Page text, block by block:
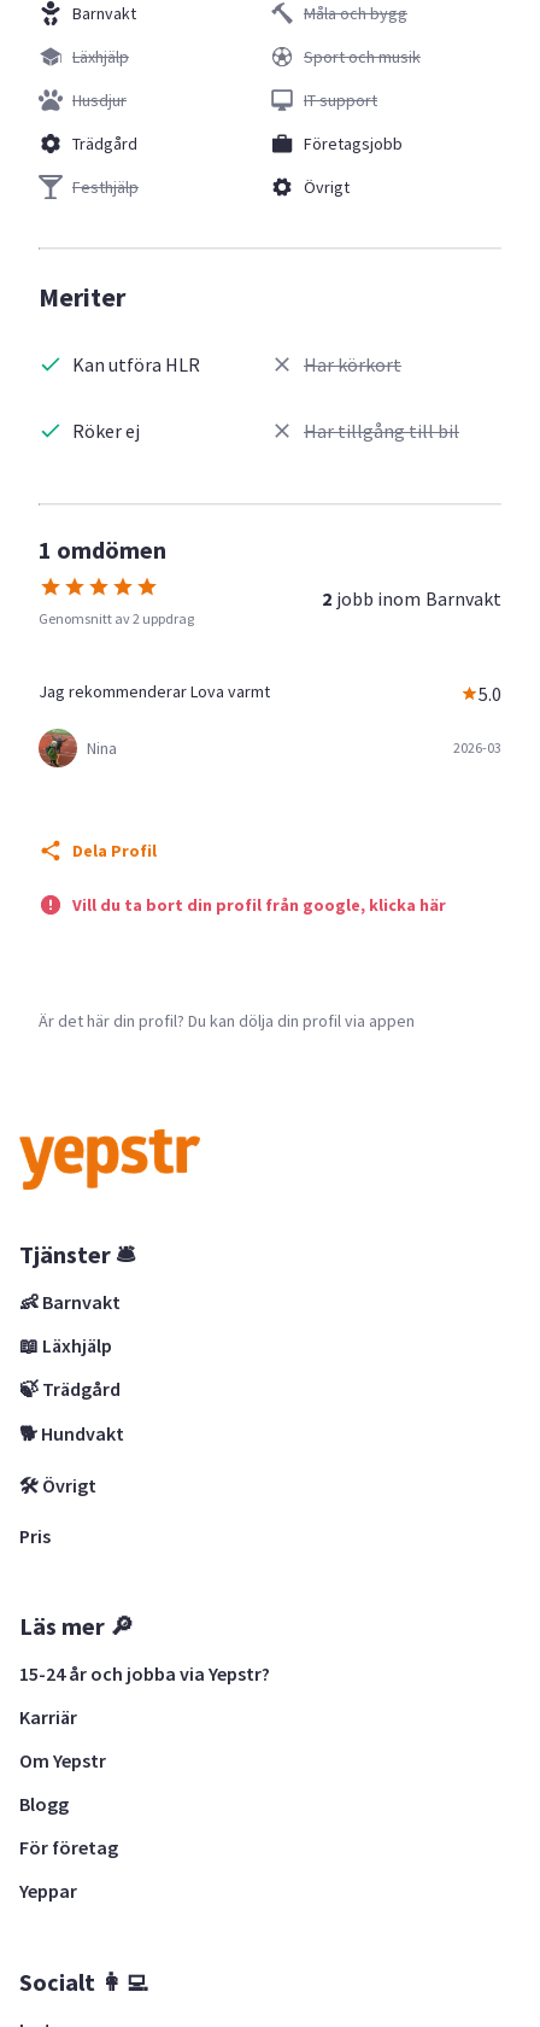
Barnvakt
Läxhjälp
Husdjur
Trädgård
Festhjälp
Måla och bygg
Sport och musik
IT support
Företagsjobb
Övrigt
Meriter
Kan utföra HLR
Röker ej
Har körkort
Har tillgång till bil
1 omdömen
Genomsnitt av 2 uppdrag
2 jobb inom Barnvakt
Jag rekommenderar Lova varmt 5.0
Nina 2026-03
Dela Profil
Vill du ta bort din profil från google, klicka här
Är det här din profil? Du kan dölja din profil via appen
Tjänster 🛎
👶 Barnvakt
📖 Läxhjälp
🍃 Trädgård
🐕 Hundvakt
🛠 Övrigt
Pris
Läs mer 🔎
15-24 år och jobba via Yepstr?
Karriär
Om Yepstr
Blogg
För företag
Yeppar
Socialt 👩‍💻